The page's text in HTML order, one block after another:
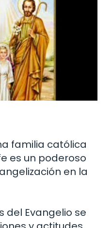
familia católica
es un poderoso
en la
del Evangelio se